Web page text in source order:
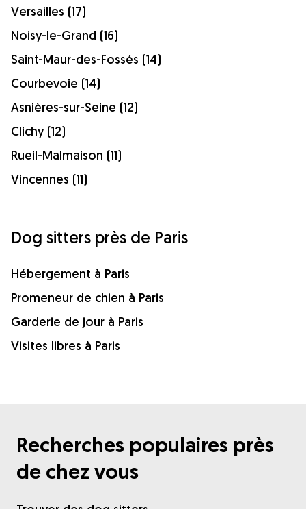
Versailles (17)
Noisy-le-Grand (16)
Saint-Maur-des-Fossés (14)
Courbevoie (14)
Asnières-sur-Seine (12)
Clichy (12)
Rueil-Malmaison (11)
Vincennes (11)
Dog sitters près de Paris
Hébergement à Paris
Promeneur de chien à Paris
Garderie de jour à Paris
Visites libres à Paris
Recherches populaires près
de chez vous